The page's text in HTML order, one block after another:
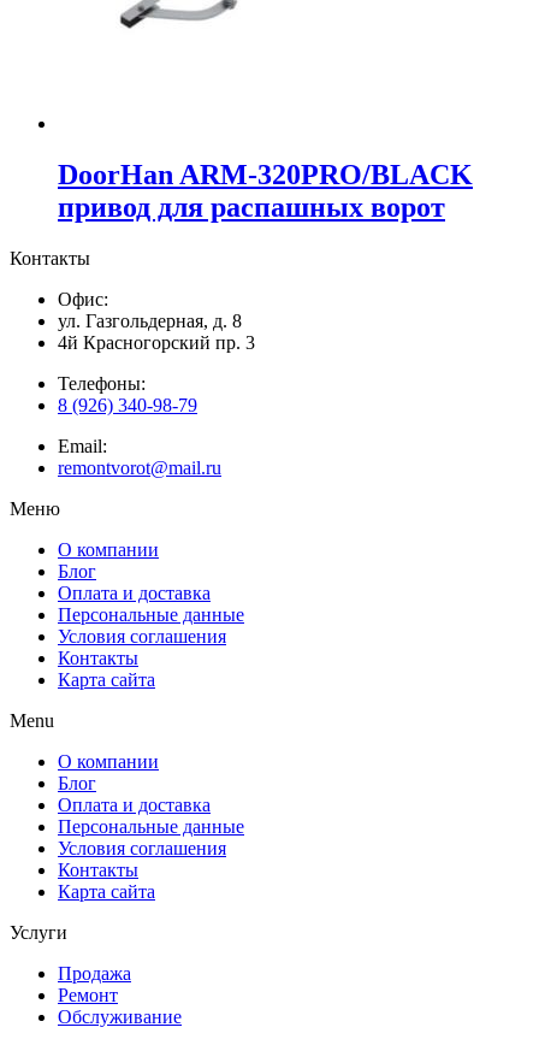
DoorHan ARM-320PRO/BLACK
привод для распашных ворот
Контакты
Офис:
ул. Газгольдерная, д. 8
4й Красногорский пр. 3
Телефоны:
8 (926) 340-98-79
Email:
remontvorot@mail.ru
Меню
О компании
Блог
Оплата и доставка
Персональные данные
Условия соглашения
Контакты
Карта сайта
Menu
О компании
Блог
Оплата и доставка
Персональные данные
Условия соглашения
Контакты
Карта сайта
Услуги
Продажа
Ремонт
Обслуживание